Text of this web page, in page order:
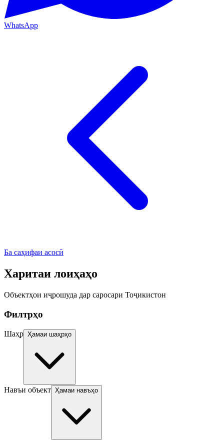
WhatsApp
Ба саҳифаи асосӣ
Харитаи лоиҳаҳо
Объектҳои иҷрошуда дар саросари Тоҷикистон
Филтрҳо
Шаҳр Ҳамаи шаҳрҳо
Навъи объект Ҳамаи навъҳо